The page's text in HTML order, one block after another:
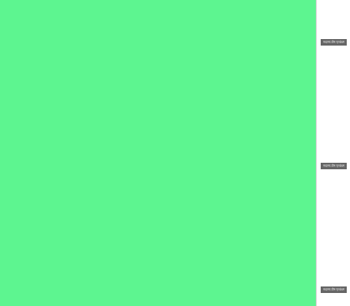
सदस्य टीम प्रबंधन
सदस्य टीम प्रबंधन
सदस्य टीम प्रबंधन